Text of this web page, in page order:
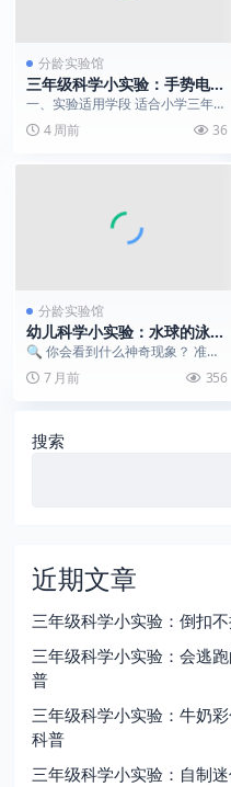
分龄实验馆
三年级科学小实验：手势电磁
抖动线圈
一、实验适用学段 适合小学三年级
电磁知识启蒙，可用于居家亲子科
普、课堂演示、小学...
4 周前 36
分龄实验馆
幼儿科学小实验：水球的泳姿
|为什么水球在冷热水里表现
不同？
🔍 你会看到什么神奇现象？ 准备
两个杯子，一个装冷水，一个装温
水。 把水球放入冷...
7 月前 356
搜索
近期文章
三年级科学小实验：倒扣
三年级科学小实验：会逃
普
三年级科学小实验：牛奶
科普
三年级科学小实验：自制